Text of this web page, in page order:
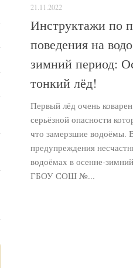
21.11.2022
Инструктажи по
поведения на
зимний период:
тонкий лёд!
Первый лёд очень
серьёзной опасности
что замерзшие водоёмы.
предупреждения
водоёмах в осенне-
ГБОУ СОШ №...